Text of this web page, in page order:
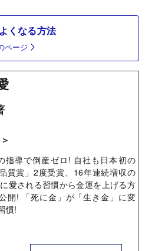
くなる方法
ページ
指導で倒産ゼロ! 自社も日本初の
質賞」2度受賞、16年連続増収の
愛される習慣から金運を上げる方
開! 「死に金」が「生き金」に変
慣!